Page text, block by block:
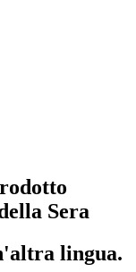
Sera
lingua.